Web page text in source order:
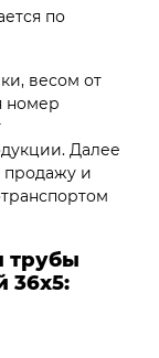
по
весом от
номер
Далее
продажу и
трубы
36х5: